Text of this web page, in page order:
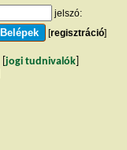
jelszó:
[regisztráció]
jogi tudnivalók